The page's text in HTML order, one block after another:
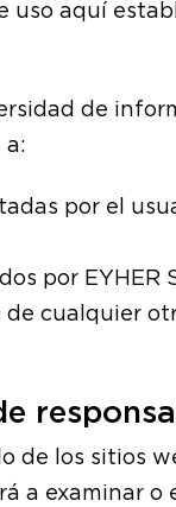
uso aquí
de
a:
por el
por
cualquier
de los sitios
a examinar